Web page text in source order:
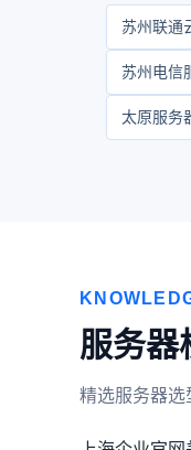
苏州联通
苏州电信
太原服务
服务器
精选服务器选